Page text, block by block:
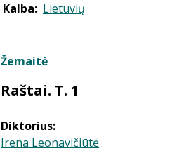
Kalba: Lietuvių
Žemaitė
Raštai. T. 1
Diktorius:
Irena Leonavičiūtė